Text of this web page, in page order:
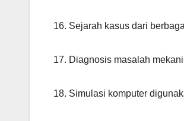
16. Sejarah kasus dari
17. Diagnosis masalah
18. Simulasi komputer